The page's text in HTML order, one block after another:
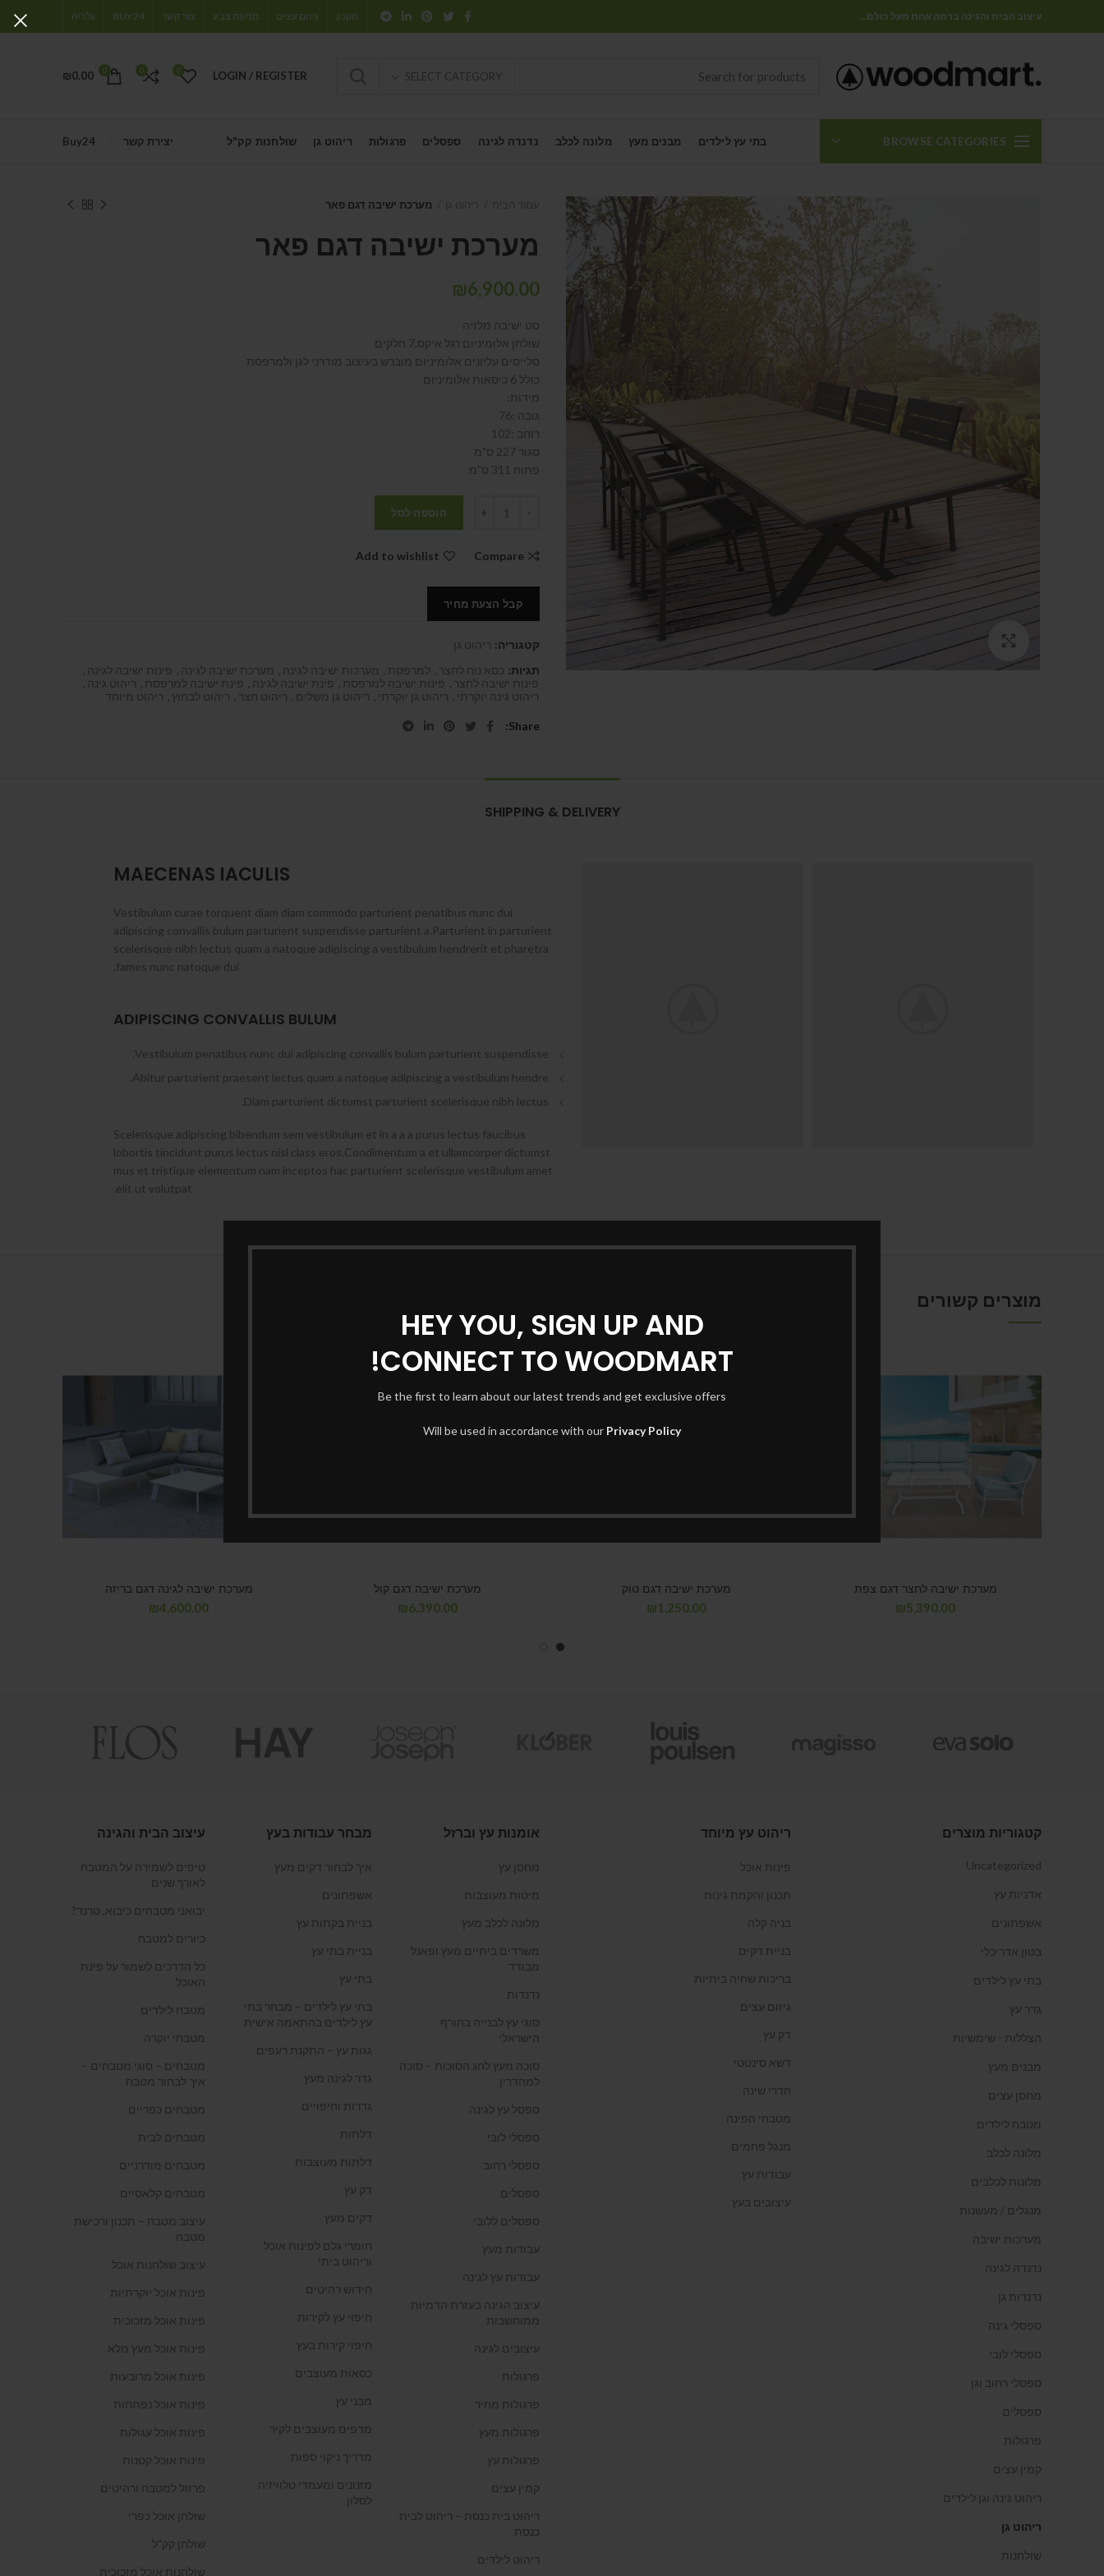
HEY YOU, SIGN UP AND
CONNECT TO WOODMART!
Be the first to learn about our latest trends and get exclusive offers
Will be used in accordance with our Privacy Policy
עיצוב הבית והגינה ברמה אחת מעל כולם... תקנון גיזום עצים מניפת צבע צור קשר BUY24 גלריה
SELECT CATEGORY
LOGIN / REGISTER
0
0
0
₪0.00
BROWSE CATEGORIES בתי עץ לילדים מבנים מעץ מלונה לכלב נדנדה לגינה ספסלים פרגולות ריהוט גן שולחנות קק"ל יצירת קשר Buy24
Click to enlarge
מערכת ישיבה דגם פאר
מערכת ישיבה דגם פאר
₪6,900.00
סט ישיבה מלזיה
שולחן אלומיניום רגל איקס,7 חלקים
סלייסים עליונים אלומיניום מוברש בעיצוב מודרני לגן ולמרפסת
כולל 6 כיסאות אלומיניום
מידות:
גובה :76
רוחב :102
סגור 227 ס"מ
פתוח 311 ס"מ
הוספה לסל
Compare
Add to wishlist
קבל הצעת מחיר
קטגוריה: ריהוט גן
תגיות: כסא נוח לחצר למרפסת מערכות ישיבה לגינה מערכת ישיבה לגינה פינות ישיבה לגינה
פינות ישיבה לחצר
פינות ישיבה למרפסת פינת ישיבה לגינה פינת ישיבה למרפסת ריהוט גינה
ריהוט גינה יוקרתי
ריהוט גן יוקרתי ריהוט גן משלים ריהוט חצר ריהוט לבחוץ ריהוט מיוחד
Share
SHIPPING & DELIVERY
MAECENAS IACULIS
Vestibulum curae torquent diam diam commodo parturient penatibus nunc dui
adipiscing convallis bulum parturient suspendisse parturient a.Parturient in parturient
scelerisque nibh lectus quam a natoque adipiscing a vestibulum hendrerit et pharetra
fames nunc natoque dui.
ADIPISCING CONVALLIS BULUM
Vestibulum penatibus nunc dui adipiscing convallis bulum parturient suspendisse.
Abitur parturient praesent lectus quam a natoque adipiscing a vestibulum hendre.
Diam parturient dictumst parturient scelerisque nibh lectus.
Scelerisque adipiscing bibendum sem vestibulum et in a a a purus lectus faucibus
lobortis tincidunt purus lectus nisl class eros.Condimentum a et ullamcorper dictumst
mus et tristique elementum nam inceptos hac parturient scelerisque vestibulum amet
elit ut volutpat.
מוצרים קשורים
מערכת ישיבה לחצר דגם צפת
₪5,390.00
קבל הצעת מחיר
מערכת ישיבה דגם טוק
₪1,250.00
קבל הצעת מחיר
מערכת ישיבה דגם קול
₪6,390.00
מערכת ישיבה לגינה דגם בריזה
₪4,600.00
קבל הצעת מחיר
קטגוריות מוצרים
Uncategorized
אדניות עץ
אשפתונים
בטון אדריכלי
בתי עץ לילדים
גדר עץ
הצללות - שימשיות
מבנים מעץ
מחסן עצים
מטבח לילדים
מלונה לכלב
מלונות לכלבים
מנגלים / מעשנות
מערכות ישיבה
נדנדה לגינה
נדנדות גן
ספסלי גינה
ספסלי לובי
ספסלי רחוב וגן
ספסלים
פרגולות
קמין עצים
ריהוט גינה וגן לילדים
ריהוט גן
שולחנות
ריהוט עץ מיוחד
פינות אוכל
תכנון והקמת גינות
בניה קלה
בניית דקים
בריכות שחיה ביתיות
גיזום עצים
דק עץ
דשא סינטטי
חדרי שינה
מטבחי הפינה
מנגל פחמים
עבודות עץ
עיצובים בעץ
אומנות עץ וברזל
מחסן עץ
מיטות מעוצבות
מלונה לכלב מעץ
משרדים ביתיים מעץ ופאנל
מבודד
נדנדות
סוגי עץ לבנייה בחורף
הישראלי
סוכה מעץ לחג הסוכות – סוכה
למהדרין
ספסל עץ לגינה
ספסלי לובי
ספסלי רחוב
ספסלים
ספסלים ללובי
עבודות מעץ
עבודות עץ לגינה
עיצוב הגינה בעזרת הדמיות
ממוחשבות
עיצובים לגינה
פרגולות
פרגולות מחיר
פרגולות מעץ
פרגולות עץ
קמין עצים
ריהוט בית כנסת – ריהוט לבית
כנסת
ריהוט לילדים
מבחר עבודות בעץ
איך לבחור דקים מעץ
אשפתונים
בניית בקתות עץ
בניית בתי עץ
בתי עץ
בתי עץ לילדים – מבחר בתי
עץ לילדים בהתאמה אישית
גגות עץ – התקנת רעפים
גדר לגינה מעץ
גדרות וחיפויים
דלתות
דלתות מעוצבות
דק עץ
דקים מעץ
חומרי גלם לפינות אוכל
וריהוט ביתי
חידוש רהיטים
חיפוי עץ לקירות
חיפוי קירות בעץ
כסאות מעוצבים
מבני עץ
מדפים מעוצבים לקיר
מדריך ניקוי ספות
מזנונים ומעמדי טלוויזיה
לסלון
עיצוב הבית והגינה
טיפים לשמירה על המטבח
לאורך שנים
יבואני מטבחים כיבוא, טרנד?
כיורים למטבח
כל הדרכים לשמור על פינת
האוכל
מטבח לילדים
מטבחי יוקרה
מטבחים – סוגי מטבחים –
איך לבחור מטבח
מטבחים כפריים
מטבחים לבית
מטבחים מודרניים
מטבחים קלאסיים
עיצוב מטבח – תכנון ורכישת
מטבח
עיצוב שולחנות אוכל
פינות אוכל יוקרתיות
פינות אוכל מזכוכית
פינות אוכל מעץ מלא
פינות אוכל מרובעות
פינות אוכל נפתחות
פינות אוכל עגולות
פינות אוכל קטנות
פרזול למטבח ורהיטים
שולחן אוכל כפרי
שולחן קק"ל
שולחנות אוכל מזכוכית